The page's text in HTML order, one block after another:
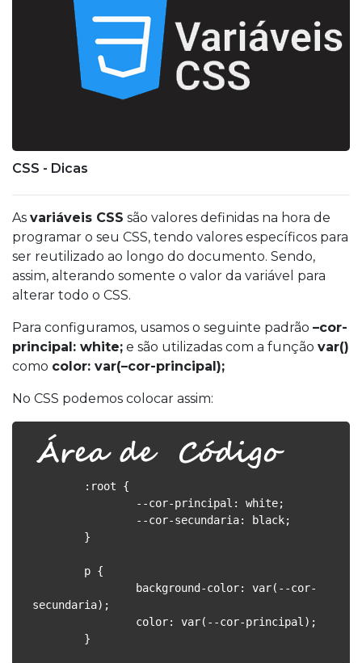
CSS - Dicas
As variáveis CSS são valores definidas na hora de
programar o seu CSS, tendo valores específicos para
ser reutilizado ao longo do documento. Sendo,
assim, alterando somente o valor da variável para
alterar todo o CSS.
Para configuramos, usamos o seguinte padrão –cor-
principal: white; e são utilizadas com a função var()
como color: var(–cor-principal);
No CSS podemos colocar assim:
secundaria);
  	}